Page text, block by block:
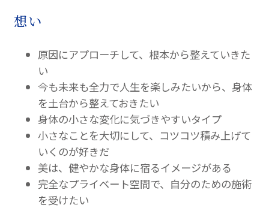
想い
原因にアプローチして、根本から整えていきた
い
今も未来も全力で人生を楽しみたいから、身体
を土台から整えておきたい
身体の小さな変化に気づきやすいタイプ
小さなことを大切にして、コツコツ積み上げて
いくのが好きだ
美は、健やかな身体に宿るイメージがある
完全なプライベート空間で、自分のための施術
を受けたい